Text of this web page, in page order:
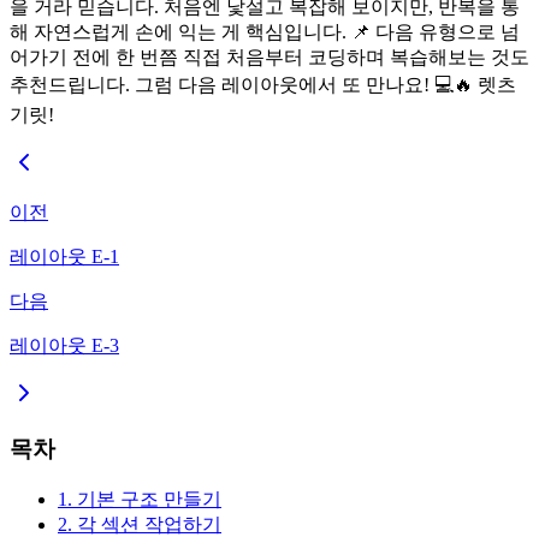
을 거라 믿습니다. 처음엔 낯설고 복잡해 보이지만, 반복을 통
해 자연스럽게 손에 익는 게 핵심입니다. 📌 다음 유형으로 넘
어가기 전에 한 번쯤 직접 처음부터 코딩하며 복습해보는 것도
추천드립니다. 그럼 다음 레이아웃에서 또 만나요! 💻🔥 렛츠
기릿!
이전
레이아웃 E-1
다음
레이아웃 E-3
목차
1. 기본 구조 만들기
2. 각 섹션 작업하기